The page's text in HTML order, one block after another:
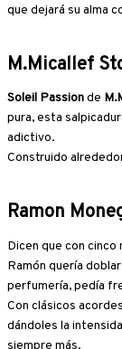
que dejará su alma
M.Micallef
Soleil Passionde
pura, esta
adictivo.
Construido
Ramon
Dicen que con
Ramón quería
perfumería, pedía
Con clásicos
dándoles la
siempre más.